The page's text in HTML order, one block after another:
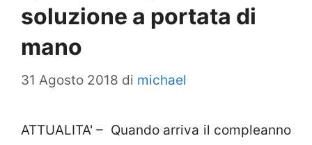
soluzione a portata di
mano
31 Agosto 2018 di michael
ATTUALITA' – Quando arriva il compleanno